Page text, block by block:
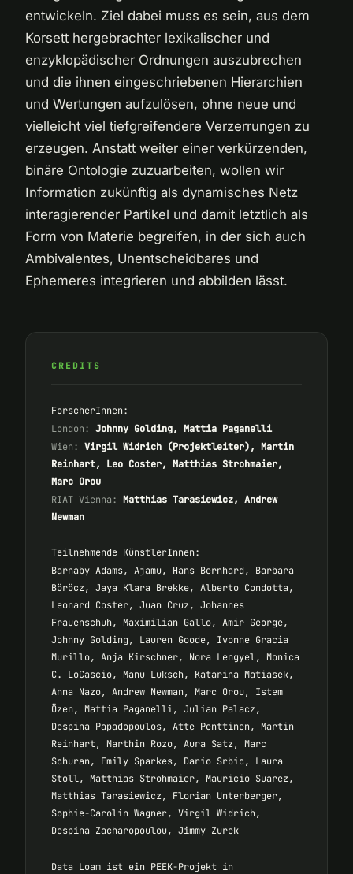
entwickeln. Ziel dabei muss es sein, aus dem
Korsett hergebrachter lexikalischer und
enzyklopädischer Ordnungen auszubrechen
und die ihnen eingeschriebenen Hierarchien
und Wertungen aufzulösen, ohne neue und
vielleicht viel tiefgreifendere Verzerrungen zu
erzeugen. Anstatt weiter einer verkürzenden,
binäre Ontologie zuzuarbeiten, wollen wir
Information zukünftig als dynamisches Netz
interagierender Partikel und damit letztlich als
Form von Materie begreifen, in der sich auch
Ambivalentes, Unentscheidbares und
Ephemeres integrieren und abbilden lässt.
CREDITS
ForscherInnen:
London: Johnny Golding, Mattia Paganelli
Wien: Virgil Widrich (Projektleiter), Martin
Reinhart, Leo Coster, Matthias Strohmaier,
Marc Orou
RIAT Vienna: Matthias Tarasiewicz, Andrew
Newman
Teilnehmende KünstlerInnen:
Barnaby Adams, Ajamu, Hans Bernhard, Barbara
Böröcz, Jaya Klara Brekke, Alberto Condotta,
Leonard Coster, Juan Cruz, Johannes
Frauenschuh, Maximilian Gallo, Amir George,
Johnny Golding, Lauren Goode, Ivonne Gracia
Murillo, Anja Kirschner, Nora Lengyel, Monica
C. LoCascio, Manu Luksch, Katarina Matiasek,
Anna Nazo, Andrew Newman, Marc Orou, Istem
Özen, Mattia Paganelli, Julian Palacz,
Despina Papadopoulos, Atte Penttinen, Martin
Reinhart, Marthin Rozo, Aura Satz, Marc
Schuran, Emily Sparkes, Dario Srbic, Laura
Stoll, Matthias Strohmaier, Mauricio Suarez,
Matthias Tarasiewicz, Florian Unterberger,
Sophie-Carolin Wagner, Virgil Widrich,
Despina Zacharopoulou, Jimmy Zurek
Data Loam ist ein PEEK-Projekt in